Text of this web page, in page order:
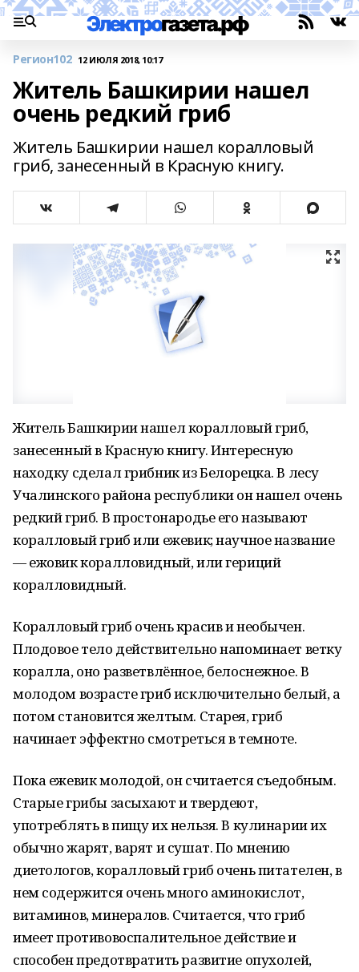
Регион102 12 ИЮЛЯ 2018, 10:17
Житель Башкирии нашел
очень редкий гриб
Житель Башкирии нашел коралловый
гриб, занесенный в Красную книгу.
Житель Башкирии нашел коралловый гриб,
занесенный в Красную книгу. Интересную
находку сделал грибник из Белорецка. В лесу
Учалинского района республики он нашел очень
редкий гриб. В простонародье его называют
коралловый гриб или ежевик; научное название
— ежовик коралловидный, или гериций
коралловидный.
Коралловый гриб очень красив и необычен.
Плодовое тело действительно напоминает ветку
коралла, оно разветвлённое, белоснежное. В
молодом возрасте гриб исключительно белый, а
потом становится желтым. Старея, гриб
начинает эффектно смотреться в темноте.
Пока ежевик молодой, он считается съедобным.
Старые грибы засыхают и твердеют,
употреблять в пищу их нельзя. В кулинарии их
обычно жарят, варят и сушат. По мнению
диетологов, коралловый гриб очень питателен, в
нем содержится очень много аминокислот,
витаминов, минералов. Считается, что гриб
имеет противовоспалительное действие и
способен предотвратить развитие опухолей,